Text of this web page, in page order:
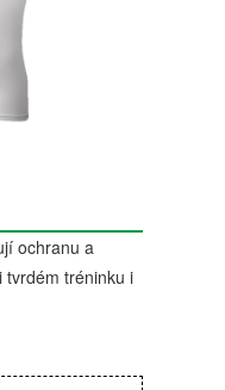
ochranu a
tvrdém tréninku i